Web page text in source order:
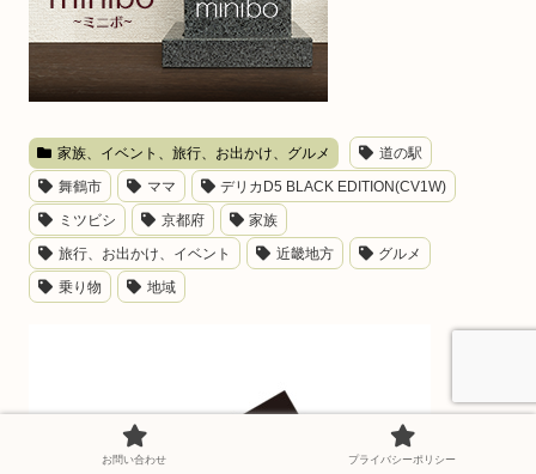
家族、イベント、旅行、お出かけ、グルメ 道の駅
舞鶴市 ママ
デリカD5 BLACK EDITION(CV1W)
ミツビシ
京都府
家族
旅行、お出かけ、イベント
近畿地方
グルメ
乗り物
地域
お問い合わせ プライバシーポリシー